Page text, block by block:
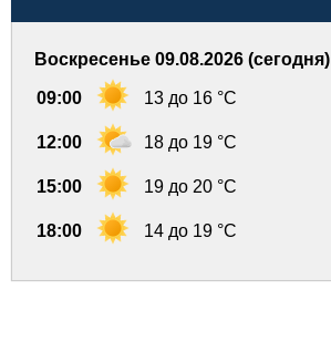
Воскресенье 09.08.2026 (сегодня)
09:00 13 до 16 °C
12:00 18 до 19 °C
15:00 19 до 20 °C
18:00 14 до 19 °C